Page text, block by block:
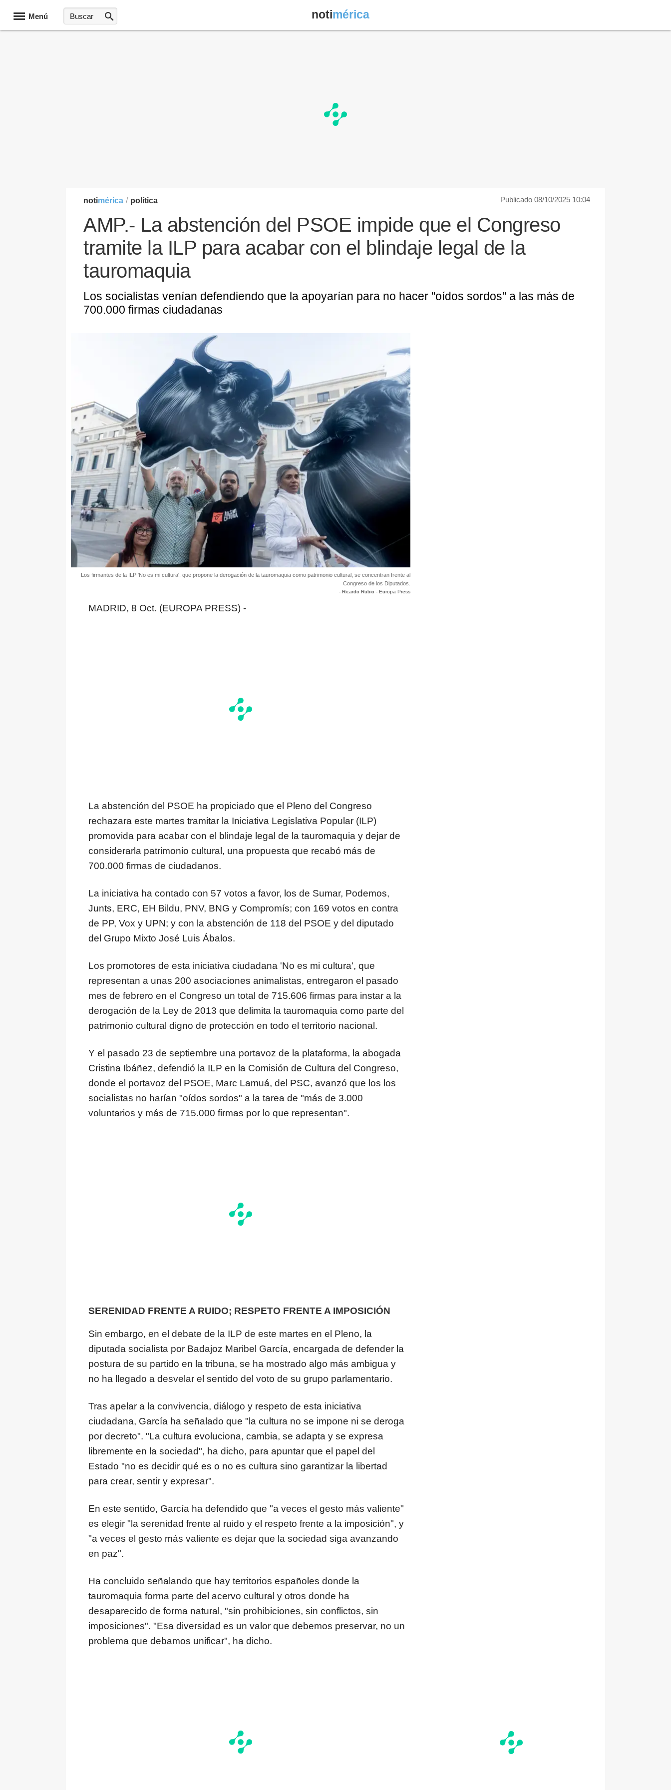
Menú notimérica
notimérica / política Publicado 08/10/2025 10:04
AMP.- La abstención del PSOE impide que el Congreso
tramite la ILP para acabar con el blindaje legal de la
tauromaquia
Los socialistas venían defendiendo que la apoyarían para no hacer "oídos sordos" a las más de
700.000 firmas ciudadanas
Los firmantes de la ILP 'No es mi cultura', que propone la derogación de la tauromaquia como patrimonio cultural, se concentran frente al
Congreso de los Diputados.
- Ricardo Rubio - Europa Press
MADRID, 8 Oct. (EUROPA PRESS) -
La abstención del PSOE ha propiciado que el Pleno del Congreso
rechazara este martes tramitar la Iniciativa Legislativa Popular (ILP)
promovida para acabar con el blindaje legal de la tauromaquia y dejar de
considerarla patrimonio cultural, una propuesta que recabó más de
700.000 firmas de ciudadanos.
La iniciativa ha contado con 57 votos a favor, los de Sumar, Podemos,
Junts, ERC, EH Bildu, PNV, BNG y Compromís; con 169 votos en contra
de PP, Vox y UPN; y con la abstención de 118 del PSOE y del diputado
del Grupo Mixto José Luis Ábalos.
Los promotores de esta iniciativa ciudadana 'No es mi cultura', que
representan a unas 200 asociaciones animalistas, entregaron el pasado
mes de febrero en el Congreso un total de 715.606 firmas para instar a la
derogación de la Ley de 2013 que delimita la tauromaquia como parte del
patrimonio cultural digno de protección en todo el territorio nacional.
Y el pasado 23 de septiembre una portavoz de la plataforma, la abogada
Cristina Ibáñez, defendió la ILP en la Comisión de Cultura del Congreso,
donde el portavoz del PSOE, Marc Lamuá, del PSC, avanzó que los los
socialistas no harían "oídos sordos" a la tarea de "más de 3.000
voluntarios y más de 715.000 firmas por lo que representan".
SERENIDAD FRENTE A RUIDO; RESPETO FRENTE A IMPOSICIÓN
Sin embargo, en el debate de la ILP de este martes en el Pleno, la
diputada socialista por Badajoz Maribel García, encargada de defender la
postura de su partido en la tribuna, se ha mostrado algo más ambigua y
no ha llegado a desvelar el sentido del voto de su grupo parlamentario.
Tras apelar a la convivencia, diálogo y respeto de esta iniciativa
ciudadana, García ha señalado que "la cultura no se impone ni se deroga
por decreto". "La cultura evoluciona, cambia, se adapta y se expresa
libremente en la sociedad", ha dicho, para apuntar que el papel del
Estado "no es decidir qué es o no es cultura sino garantizar la libertad
para crear, sentir y expresar".
En este sentido, García ha defendido que "a veces el gesto más valiente"
es elegir "la serenidad frente al ruido y el respeto frente a la imposición", y
"a veces el gesto más valiente es dejar que la sociedad siga avanzando
en paz".
Ha concluido señalando que hay territorios españoles donde la
tauromaquia forma parte del acervo cultural y otros donde ha
desaparecido de forma natural, "sin prohibiciones, sin conflictos, sin
imposiciones". "Esa diversidad es un valor que debemos preservar, no un
problema que debamos unificar", ha dicho.